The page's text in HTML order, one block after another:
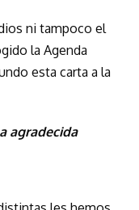
ni tampoco el
la Agenda
esta carta a la
agradecida